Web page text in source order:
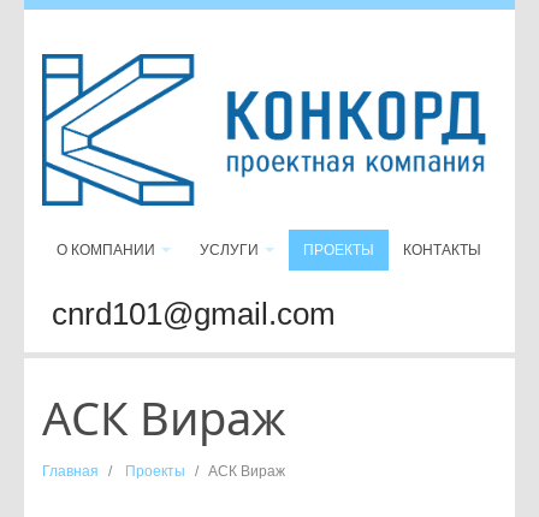
О КОМПАНИИ УСЛУГИ ПРОЕКТЫ КОНТАКТЫ
cnrd101@gmail.com
АСК Вираж
Главная / Проекты / АСК Вираж